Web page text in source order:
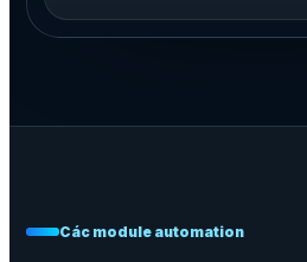
Các module automation